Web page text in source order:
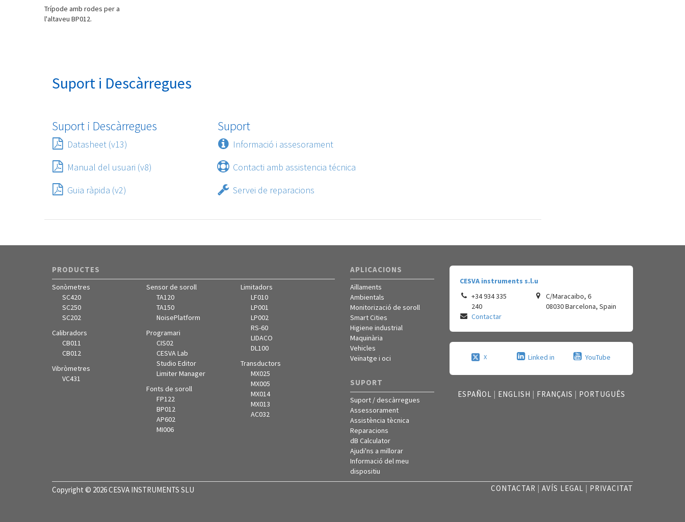
Trípode amb rodes per a
l'altaveu BP012.
Suport i Descàrregues
Suport i Descàrregues
Datasheet (v13)
Manual del usuari (v8)
Guia ràpida (v2)
Suport
Informació i assesorament
Contacti amb assistencia técnica
Servei de reparacions
PRODUCTES
Sonòmetres
SC420
SC250
SC202
Calibradors
CB011
CB012
Vibròmetres
VC431
Sensor de soroll
TA120
TA150
NoisePlatform
Programari
CIS02
CESVA Lab
Studio Editor
Limiter Manager
Fonts de soroll
FP122
BP012
AP602
MI006
Limitadors
LF010
LP001
LP002
RS-60
LIDACO
DL100
Transductors
MX025
MX005
MX014
MX013
AC032
APLICACIONS
Aïllaments
Ambientals
Monitorizació de soroll
Smart Cities
Higiene industrial
Maquinària
Vehicles
Veïnatge i oci
SUPORT
Suport / descàrregues
Assessorament
Assistència tècnica
Reparacions
dB Calculator
Ajudi'ns a millorar
Informació del meu
dispositiu
CESVA instruments s.l.u
+34 934 335
240
Contactar
C/Maracaibo, 6
08030Barcelona, Spain
X Linked in YouTube
ESPAÑOL | ENGLISH | FRANÇAIS | PORTUGUÊS
Copyright © 2026 CESVA INSTRUMENTS SLU CONTACTAR | AVÍS LEGAL | PRIVACITAT